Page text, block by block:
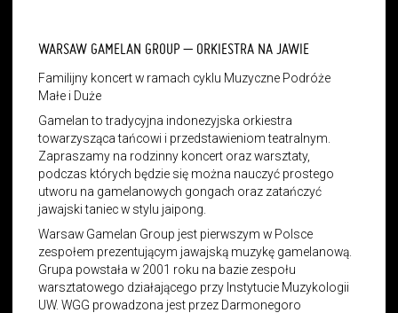
WARSAW GAMELAN GROUP – ORKIESTRA NA JAWIE
Familijny koncert w ramach cyklu Muzyczne Podróże
Małe i Duże
Gamelan to tradycyjna indonezyjska orkiestra
towarzysząca tańcowi i przedstawieniom teatralnym.
Zapraszamy na rodzinny koncert oraz warsztaty,
podczas których będzie się można nauczyć prostego
utworu na gamelanowych gongach oraz zatańczyć
jawajski taniec w stylu jaipong.
Warsaw Gamelan Group jest pierwszym w Polsce
zespołem prezentującym jawajską muzykę gamelanową.
Grupa powstała w 2001 roku na bazie zespołu
warsztatowego działającego przy Instytucie Muzykologii
UW. WGG prowadzona jest przez Darmonegoro